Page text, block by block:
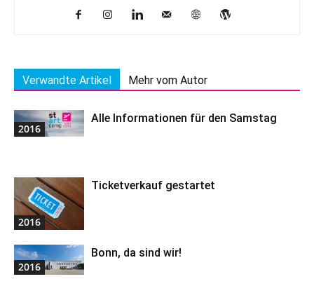
Verwandte Artikel Mehr vom Autor
2016
Alle Informationen für den Samstag
2016
Ticketverkauf gestartet
2016
Bonn, da sind wir!